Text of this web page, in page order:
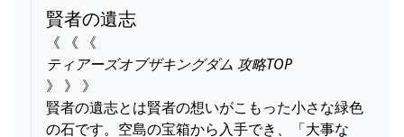
者の遺志 - NJOY
賢者の遺志
《 《 《
ティアーズオブザキングダム 攻略TOP
》 》 》
賢者の遺志とは賢者の想いがこもった小さな緑色
の石です。空島の宝箱から入手でき、「大事な